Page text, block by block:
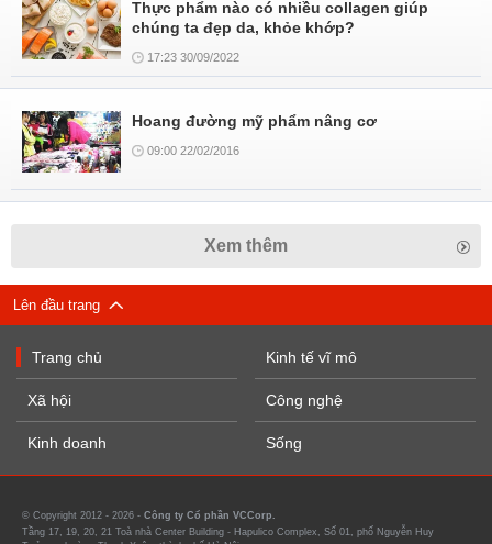
Thực phẩm nào có nhiều collagen giúp
chúng ta đẹp da, khỏe khớp?
17:23 30/09/2022
Hoang đường mỹ phẩm nâng cơ
09:00 22/02/2016
Xem thêm
Lên đầu trang
Trang chủ
Xã hội
Kinh doanh
Kinh tế vĩ mô
Công nghệ
Sống
© Copyright 2012 - 2026 - Công ty Cổ phần VCCorp.
Tầng 17, 19, 20, 21 Toà nhà Center Building - Hapulico Complex, Số 01, phố Nguyễn Huy